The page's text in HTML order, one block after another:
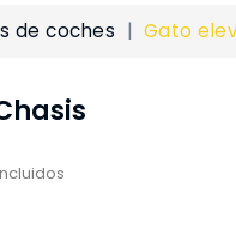
de coches Gato